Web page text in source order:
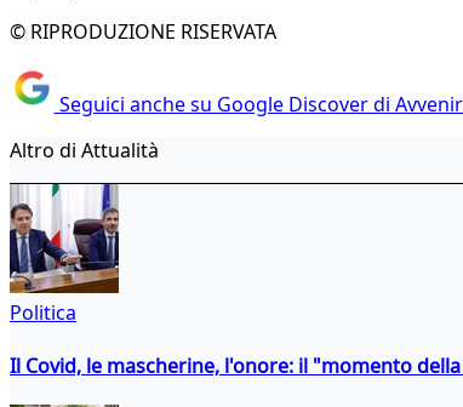
© RIPRODUZIONE RISERVATA
Seguici anche su Google Discover di
Altro di Attualità
Politica
Il Covid, le mascherine, l'onore: il "momento